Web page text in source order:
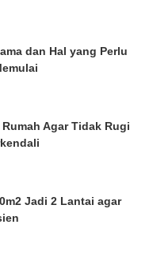
dan Hal yang Perlu
Agar Tidak Rugi
Jadi 2 Lantai agar